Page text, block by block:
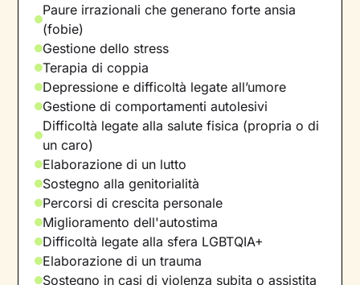
Paure irrazionali che generano forte ansia
(fobie)
Gestione dello stress
Terapia di coppia
Depressione e difficoltà legate all’umore
Gestione di comportamenti autolesivi
Difficoltà legate alla salute fisica (propria o di
un caro)
Elaborazione di un lutto
Sostegno alla genitorialità
Percorsi di crescita personale
Miglioramento dell'autostima
Difficoltà legate alla sfera LGBTQIA+
Elaborazione di un trauma
Sostegno in casi di violenza subita o assistita